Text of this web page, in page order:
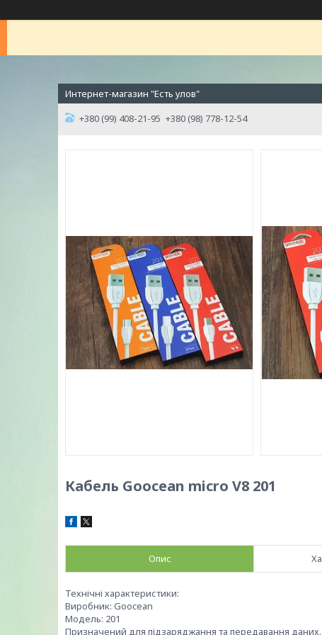
Интернет-магазин "Есть улов"
+380 (99) 408-21-95 +380 (98) 778-12-54
Кабель Goocean micro V8 201
Опис
Технічні характеристики:
Виробник: Goocean
Модель: 201
Призначений для підзаряджання та передавання даних.